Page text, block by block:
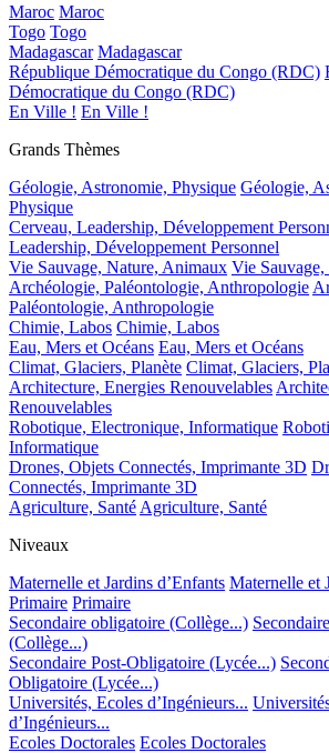
Maroc Maroc
Togo Togo
Madagascar Madagascar
République Démocratique du Congo (RDC)
Démocratique du Congo (RDC)
En Ville ! En Ville !
Grands Thèmes
Géologie, Astronomie, Physique Géologie,
Physique
Cerveau, Leadership, Développement
Leadership, Développement Personnel
Vie Sauvage, Nature, Animaux Vie
Archéologie, Paléontologie, Anthropologie
Paléontologie, Anthropologie
Chimie, Labos Chimie, Labos
Eau, Mers et Océans Eau, Mers et Océans
Climat, Glaciers, Planète Climat, Glaciers,
Architecture, Energies Renouvelables
Renouvelables
Robotique, Electronique, Informatique
Informatique
Drones, Objets Connectés, Imprimante 3D
Connectés, Imprimante 3D
Agriculture, Santé Agriculture, Santé
Niveaux
Maternelle et Jardins d’Enfants Maternelle et
Primaire Primaire
Secondaire obligatoire (Collège...)
(Collège...)
Secondaire Post-Obligatoire (Lycée...)
Obligatoire (Lycée...)
Universités, Ecoles d’Ingénieurs...
d’Ingénieurs...
Ecoles Doctorales Ecoles Doctorales